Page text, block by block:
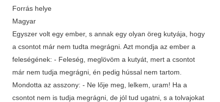
Forrás helye
Magyar
Egyszer volt egy ember, s annak egy olyan öreg kutyája, hogy
a csontot már nem tudta megrágni. Azt mondja az ember a
feleségének: - Feleség, meglövöm a kutyát, mert a csontot
már nem tudja megrágni, én pedig hússal nem tartom.
Mondotta az asszony: - Ne lője meg, lelkem, uram! Ha a
csontot nem is tudja megrágni, de jól tud ugatni, s a tolvajokat